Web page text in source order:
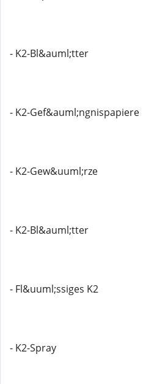
- K2-Bl&auml;tter
- K2-Gef&auml;ngnispapiere
- K2-Gew&uuml;rze
- K2-Bl&auml;tter
- Fl&uuml;ssiges K2
- K2-Spray